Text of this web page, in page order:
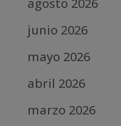
agosto 2026
junio 2026
mayo 2026
abril 2026
marzo 2026